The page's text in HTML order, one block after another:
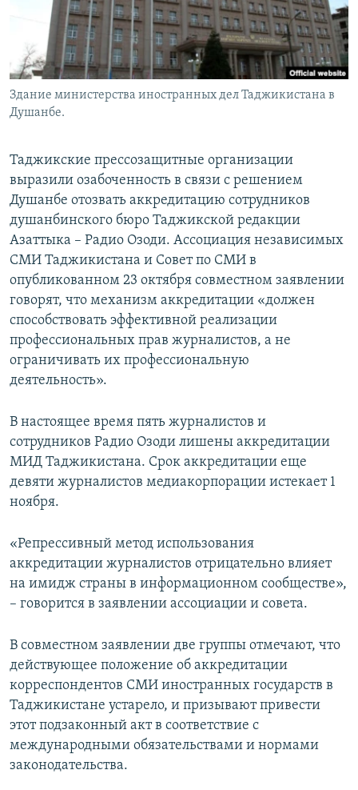
Здание министерства иностранных дел Таджикистана в
Душанбе.
Таджикские прессозащитные организации
выразили озабоченность в связи с решением
Душанбе отозвать аккредитацию сотрудников
душанбинского бюро Таджикской редакции
Азаттыка – Радио Озоди. Ассоциация независимых
СМИ Таджикистана и Совет по СМИ в
опубликованном 23 октября совместном заявлении
говорят, что механизм аккредитации «должен
способствовать эффективной реализации
профессиональных прав журналистов, а не
ограничивать их профессиональную
деятельность».
В настоящее время пять журналистов и
сотрудников Радио Озоди лишены аккредитации
МИД Таджикистана. Срок аккредитации еще
девяти журналистов медиакорпорации истекает 1
ноября.
«Репрессивный метод использования
аккредитации журналистов отрицательно влияет
на имидж страны в информационном сообществе»,
– говорится в заявлении ассоциации и совета.
В совместном заявлении две группы отмечают, что
действующее положение об аккредитации
корреспондентов СМИ иностранных государств в
Таджикистане устарело, и призывают привести
этот подзаконный акт в соответствие с
международными обязательствами и нормами
законодательства.